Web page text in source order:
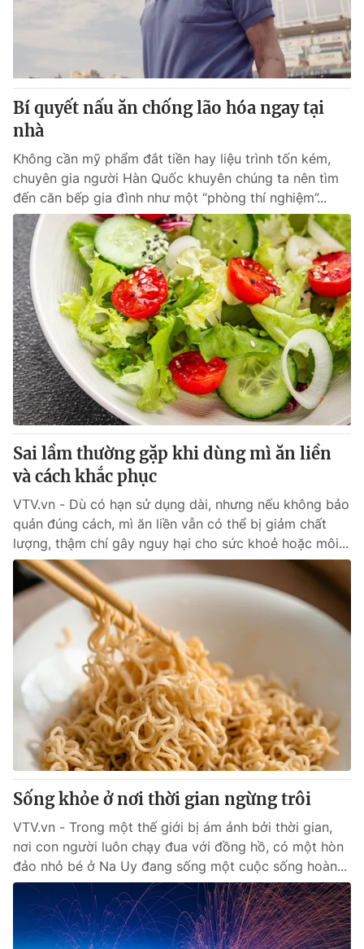
Bí quyết nấu ăn chống lão hóa ngay tại
nhà
Không cần mỹ phẩm đắt tiền hay liệu trình tốn kém,
chuyên gia người Hàn Quốc khuyên chúng ta nên tìm
đến căn bếp gia đình như một “phòng thí nghiệm”...
Sai lầm thường gặp khi dùng mì ăn liền
và cách khắc phục
VTV.vn - Dù có hạn sử dụng dài, nhưng nếu không bảo
quản đúng cách, mì ăn liền vẫn có thể bị giảm chất
lượng, thậm chí gây nguy hại cho sức khoẻ hoặc môi...
Sống khỏe ở nơi thời gian ngừng trôi
VTV.vn - Trong một thế giới bị ám ảnh bởi thời gian,
nơi con người luôn chạy đua với đồng hồ, có một hòn
đảo nhỏ bé ở Na Uy đang sống một cuộc sống hoàn...